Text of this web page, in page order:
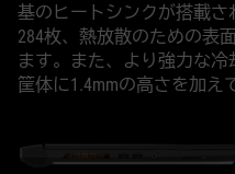
基のヒートシンクが搭載
284枚、熱放散のための表
ます。また、より強力な冷
筐体に1.4mmの高さを加え